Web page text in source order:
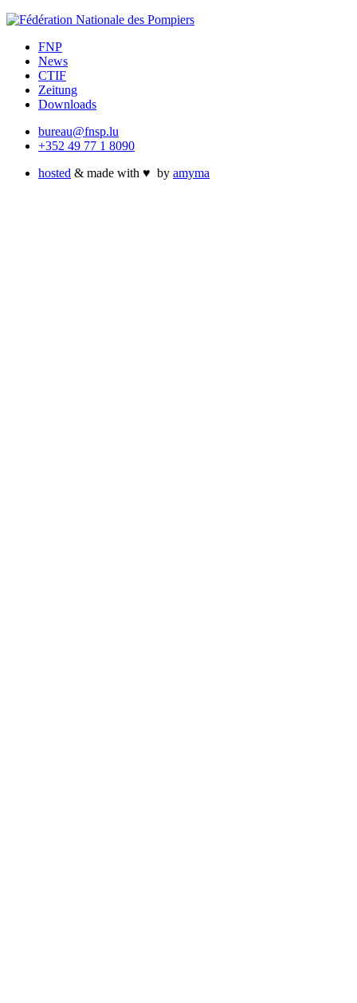
FNP
News
CTIF
Zeitung
Downloads
bureau@fnsp.lu
+352 49 77 1 8090
hosted & made with ♥ by amyma